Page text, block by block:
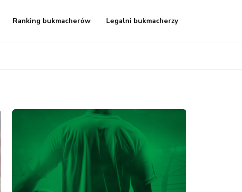
Ranking bukmacherów Legalni bukmacherzy